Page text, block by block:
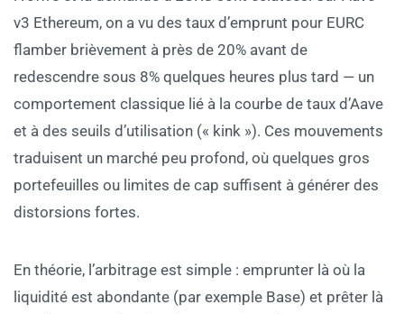
v3 Ethereum, on a vu des taux d’emprunt pour EURC
flamber brièvement à près de 20% avant de
redescendre sous 8% quelques heures plus tard — un
comportement classique lié à la courbe de taux d’Aave
et à des seuils d’utilisation (« kink »). Ces mouvements
traduisent un marché peu profond, où quelques gros
portefeuilles ou limites de cap suffisent à générer des
distorsions fortes.
En théorie, l’arbitrage est simple : emprunter là où la
liquidité est abondante (par exemple Base) et prêter là